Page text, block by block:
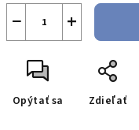
+
−
Opýtať sa Zdieľať